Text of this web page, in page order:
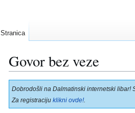
Govor bez veze
Prijeđi
na
navigaciju
Prijeđi
na
pretraživanje
Dobrodošli na Dalmatinski internetski libar!
Za registraciju klikni ovde!
Stranica